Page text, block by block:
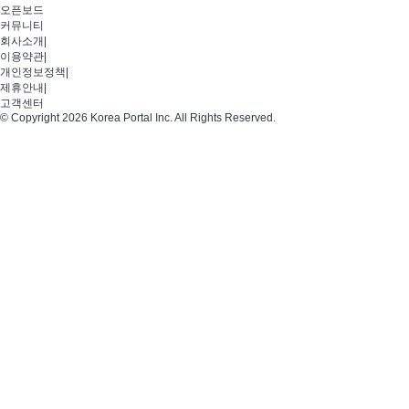
오픈보드
커뮤니티
회사소개
이용약관
개인정보정책
제휴안내
고객센터
© Copyright 2026 Korea Portal Inc. All Rights Reserved.